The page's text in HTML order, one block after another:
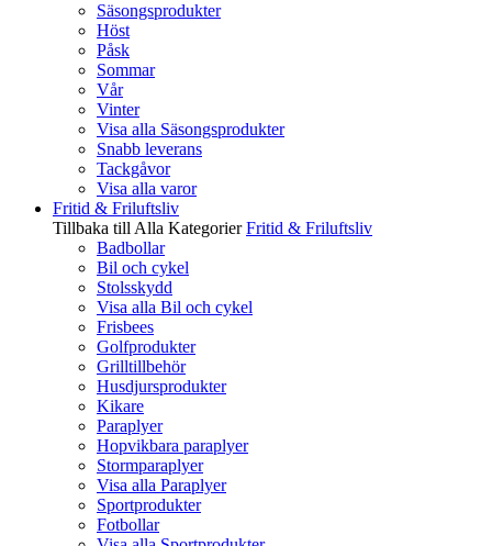
Säsongsprodukter
Höst
Påsk
Sommar
Vår
Vinter
Visa alla Säsongsprodukter
Snabb leverans
Tackgåvor
Visa alla varor
Fritid & Friluftsliv
Tillbaka till Alla Kategorier Fritid & Friluftsliv
Badbollar
Bil och cykel
Stolsskydd
Visa alla Bil och cykel
Frisbees
Golfprodukter
Grilltillbehör
Husdjursprodukter
Kikare
Paraplyer
Hopvikbara paraplyer
Stormparaplyer
Visa alla Paraplyer
Sportprodukter
Fotbollar